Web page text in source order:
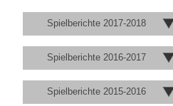
Spielberichte 2017-2018
Spielberichte 2016-2017
Spielberichte 2015-2016